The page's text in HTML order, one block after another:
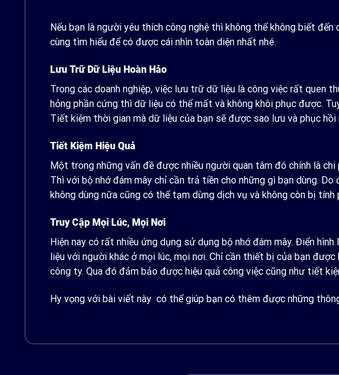
Nếu bạn là người yêu thích công nghệ thì không thể không biết
cùng tìm hiểu để có được cái nhìn toàn diện nhất nhé.
Lưu Trữ Dữ Liệu Hoàn Hảo
Trong các doanh nghiệp, việc lưu trữ dữ liệu là công việc rất quen
hỏng phần cứng thì dữ liệu có thể mất và không khôi phục được.
Tiết kiệm thời gian mà dữ liệu của bạn sẽ được sao lưu và phục
Tiết Kiệm Hiệu Quả
Một trong những vấn đề được nhiều người quan tâm đó chính là
Thì với bộ nhớ đám mây chỉ cần trả tiền cho những gì bạn dùng.
không dùng nữa cũng có thể tạm dừng dịch vụ và không còn bị
Truy Cập Mọi Lúc, Mọi Nơi
Hiện nay có rất nhiều ứng dụng sử dụng bộ nhớ đám mây. Điển
liệu với người khác ở mọi lúc, mọi nơi. Chỉ cần thiết bị của bạn
công ty. Qua đó đảm bảo được hiệu quả công việc cũng như tiết
Hy vọng với bài viết này có thể giúp bạn có thêm được những